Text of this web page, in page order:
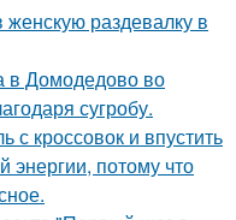
раздевалку в
в Домодедово во
сугробу.
с кроссовок и впустить
энергии, потому что